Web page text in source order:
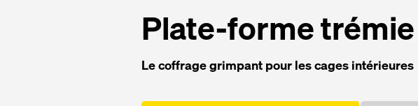
Plate-forme trémie
Le coffrage grimpant pour les cages intérieures